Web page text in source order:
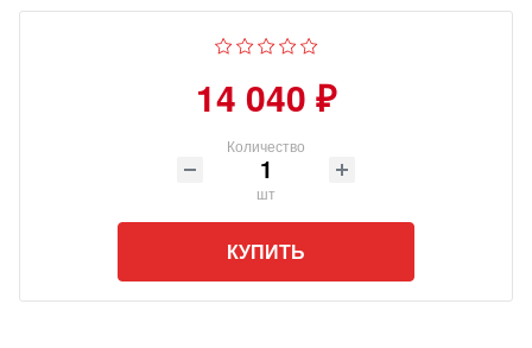
14 040 ₽
Количество
шт
КУПИТЬ